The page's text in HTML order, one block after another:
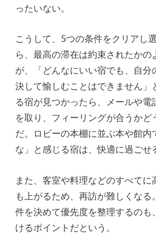
ったいない。
こうして、5つの条件をクリアし
ら、最高の滞在は約束されたかの
が、「どんなにいい宿でも、自分
決して愉しむことはできません」
る宿が見つかったら、メールや電
を取り、フィーリングが合うかど
だ。ロビーの本棚に並ぶ本や館内
な」と感じる宿は、快適に過ごせ
また、客室や料理などのすべて
も上がるため、再訪が難しくな
件を決めて優先度を整理するのも
けるポイントだという。